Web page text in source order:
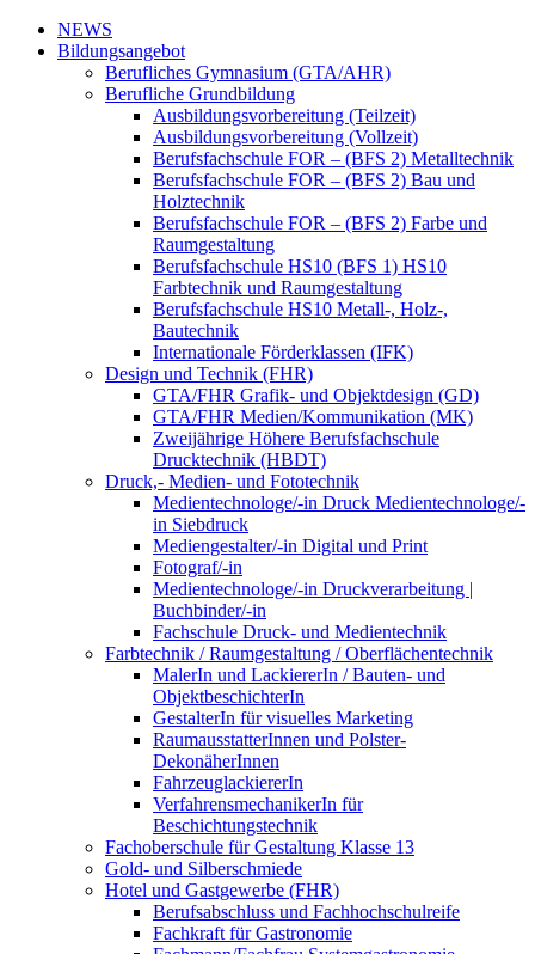
NEWS
Bildungsangebot
Berufliches Gymnasium (GTA/AHR)
Berufliche Grundbildung
Ausbildungsvorbereitung (Teilzeit)
Ausbildungsvorbereitung (Vollzeit)
Berufsfachschule FOR – (BFS 2) Metalltechnik
Berufsfachschule FOR – (BFS 2) Bau und
Holztechnik
Berufsfachschule FOR – (BFS 2) Farbe und
Raumgestaltung
Berufsfachschule HS10 (BFS 1) HS10
Farbtechnik und Raumgestaltung
Berufsfachschule HS10 Metall-, Holz-,
Bautechnik
Internationale Förderklassen (IFK)
Design und Technik (FHR)
GTA/FHR Grafik- und Objektdesign (GD)
GTA/FHR Medien/Kommunikation (MK)
Zweijährige Höhere Berufsfachschule
Drucktechnik (HBDT)
Druck,- Medien- und Fototechnik
Medientechnologe/-in Druck Medientechnologe/-
in Siebdruck
Mediengestalter/-in Digital und Print
Fotograf/-in
Medientechnologe/-in Druckverarbeitung |
Buchbinder/-in
Fachschule Druck- und Medientechnik
Farbtechnik / Raumgestaltung / Oberflächentechnik
MalerIn und LackiererIn / Bauten- und
ObjektbeschichterIn
GestalterIn für visuelles Marketing
RaumausstatterInnen und Polster-
DekonäherInnen
FahrzeuglackiererIn
VerfahrensmechanikerIn für
Beschichtungstechnik
Fachoberschule für Gestaltung Klasse 13
Gold- und Silberschmiede
Hotel und Gastgewerbe (FHR)
Berufsabschluss und Fachhochschulreife
Fachkraft für Gastronomie